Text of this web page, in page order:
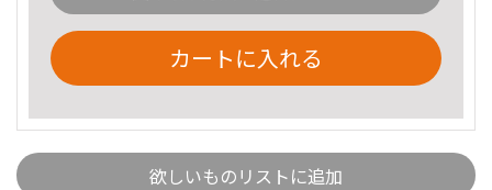
カートに入れる
欲しいものリストに追加